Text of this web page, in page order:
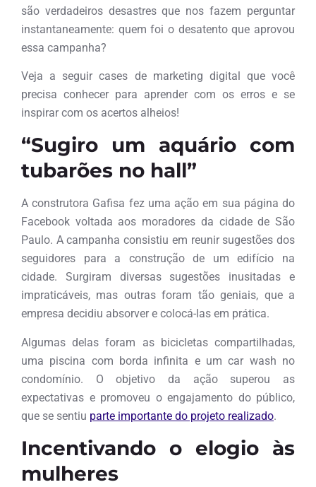
são verdadeiros desastres que nos fazem perguntar
instantaneamente: quem foi o desatento que aprovou
essa campanha?
Veja a seguir cases de marketing digital que você
precisa conhecer para aprender com os erros e se
inspirar com os acertos alheios!
“Sugiro um aquário com
tubarões no hall”
A construtora Gafisa fez uma ação em sua página do
Facebook voltada aos moradores da cidade de São
Paulo. A campanha consistiu em reunir sugestões dos
seguidores para a construção de um edifício na
cidade. Surgiram diversas sugestões inusitadas e
impraticáveis, mas outras foram tão geniais, que a
empresa decidiu absorver e colocá-las em prática.
Algumas delas foram as bicicletas compartilhadas,
uma piscina com borda infinita e um car wash no
condomínio. O objetivo da ação superou as
expectativas e promoveu o engajamento do público,
que se sentiu parte importante do projeto realizado.
Incentivando o elogio às
mulheres